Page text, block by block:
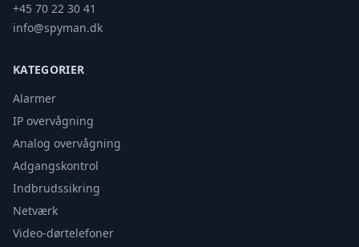
+45 70 22 30 41
info@spyman.dk
KATEGORIER
Alarmer
IP overvågning
Analog overvågning
Adgangskontrol
Indbrudssikring
Netværk
Video-dørtelefoner